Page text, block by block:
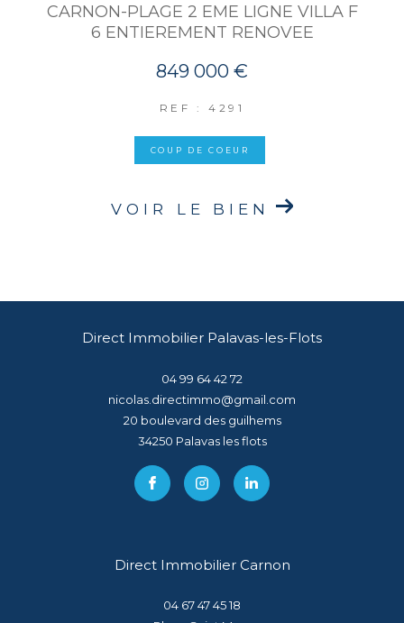
CARNON-PLAGE 2 EME LIGNE VILLA F
6 ENTIEREMENT RENOVEE
849 000 €
REF : 4291
COUP DE COEUR
VOIR LE BIEN
Direct Immobilier Palavas-les-Flots
04 99 64 42 72
nicolas.directimmo@gmail.com
20 boulevard des guilhems
34250
palavas les flots
Direct Immobilier Carnon
04 67 47 45 18